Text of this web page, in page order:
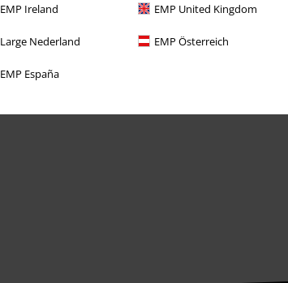
EMP Ireland EMP United Kingdom
Large Nederland EMP Österreich
EMP España